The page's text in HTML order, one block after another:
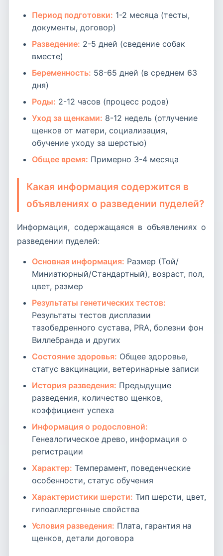
Период подготовки: 1-2 месяца (тесты,
документы, договор)
Разведение: 2-5 дней (сведение собак
вместе)
Беременность: 58-65 дней (в среднем 63
дня)
Роды: 2-12 часов (процесс родов)
Уход за щенками: 8-12 недель (отлучение
щенков от матери, социализация,
обучение уходу за шерстью)
Общее время: Примерно 3-4 месяца
Какая информация содержится в
объявлениях о разведении пуделей?
Информация, содержащаяся в объявлениях о
разведении пуделей:
Основная информация: Размер (Той/
Миниатюрный/Стандартный), возраст, пол,
цвет, размер
Результаты генетических тестов:
Результаты тестов дисплазии
тазобедренного сустава, PRA, болезни фон
Виллебранда и других
Состояние здоровья: Общее здоровье,
статус вакцинации, ветеринарные записи
История разведения: Предыдущие
разведения, количество щенков,
коэффициент успеха
Информация о родословной:
Генеалогическое древо, информация о
регистрации
Характер: Темперамент, поведенческие
особенности, статус обучения
Характеристики шерсти: Тип шерсти, цвет,
гипоаллергенные свойства
Условия разведения: Плата, гарантия на
щенков, детали договора